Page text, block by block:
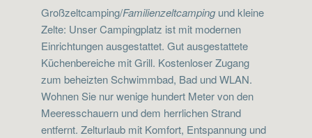
Großzeltcamping/Familienzeltcampingund kleine
Zelte: Unser Campingplatz ist mit modernen
Einrichtungen ausgestattet. Gut ausgestattete
Küchenbereiche mit Grill. Kostenloser Zugang
zum beheizten Schwimmbad, Bad und WLAN.
Wohnen Sie nur wenige hundert Meter von den
Meeresschauern und dem herrlichen Strand
entfernt. Zelturlaub mit Komfort, Entspannung und